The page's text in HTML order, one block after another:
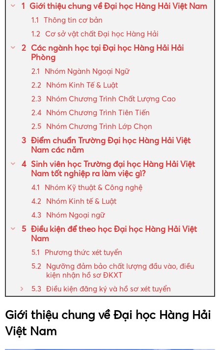
Giới thiệu chung về Đại học Hàng Hải Việt Nam
Thông tin cơ bản
Cơ sở vật chất Đại học Hàng Hải
Các ngành học tại Đại học Hàng Hải Hải
Phòng
Nhóm Ngành Ngoại Ngữ
Nhóm Kinh Tế & Luật
Nhóm Chương Trình Chất Lượng Cao
Nhóm Chương Trình Tiên Tiến
Nhóm Chương Trình Lớp Chọn
Điểm chuẩn Trường Đại học Hàng Hải Việt
Nam các năm
Sinh viên học Trường đại học Hàng Hải Việt
Nam tốt nghiệp ra làm việc gì?
Nhóm Kỹ thuật & Công nghệ
Nhóm Kinh tế & Luật
Nhóm Ngoại ngữ
Điều kiện để theo học Đại học Hàng Hải Việt
Nam
Phương thức xét tuyển
Ngưỡng đảm bảo chất lượng đầu vào, điều
kiện nhận hồ sơ ĐKXT
Điều kiện đăng ký và hồ sơ xét tuyển
Giới thiệu chung về Đại học Hàng Hải
Việt Nam